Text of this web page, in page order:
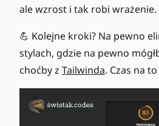
ale wzrost i tak robi wrażenie.
💪 Kolejne kroki? Na pewno
stylach, gdzie na pewno
choćby z Tailwinda. Czas na